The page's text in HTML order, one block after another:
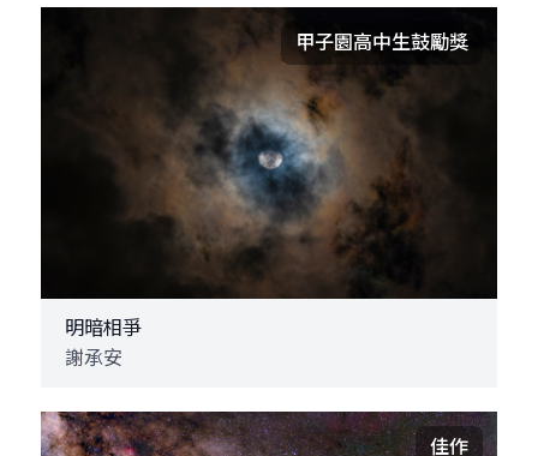
甲子園高中生鼓勵獎
明暗相爭
謝承安
佳作